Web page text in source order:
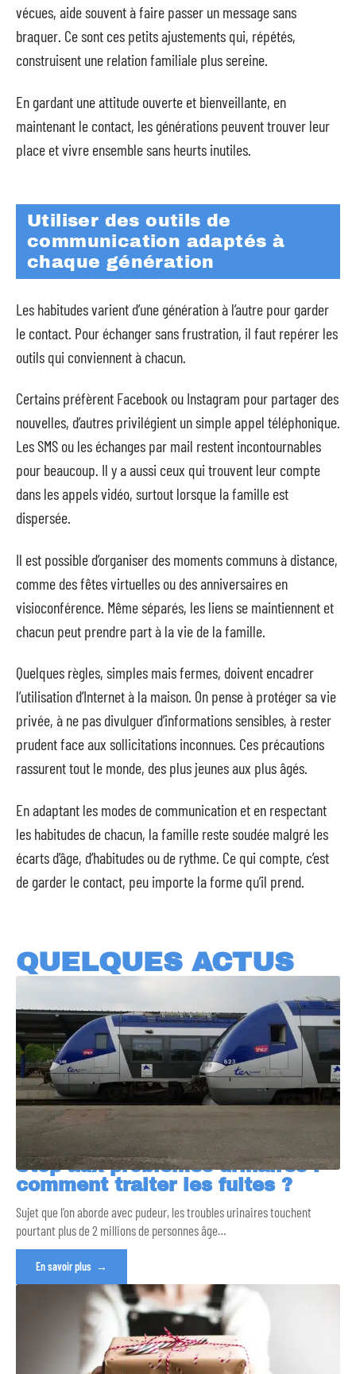
vécues, aide souvent à faire passer un message sans
braquer. Ce sont ces petits ajustements qui, répétés,
construisent une relation familiale plus sereine.
En gardant une attitude ouverte et bienveillante, en
maintenant le contact, les générations peuvent trouver leur
place et vivre ensemble sans heurts inutiles.
Utiliser des outils de
communication adaptés à
chaque génération
Les habitudes varient d’une génération à l’autre pour garder
le contact. Pour échanger sans frustration, il faut repérer les
outils qui conviennent à chacun.
Certains préfèrent Facebook ou Instagram pour partager des
nouvelles, d’autres privilégient un simple appel téléphonique.
Les SMS ou les échanges par mail restent incontournables
pour beaucoup. Il y a aussi ceux qui trouvent leur compte
dans les appels vidéo, surtout lorsque la famille est
dispersée.
Il est possible d’organiser des moments communs à distance,
comme des fêtes virtuelles ou des anniversaires en
visioconférence. Même séparés, les liens se maintiennent et
chacun peut prendre part à la vie de la famille.
Quelques règles, simples mais fermes, doivent encadrer
l’utilisation d’Internet à la maison. On pense à protéger sa vie
privée, à ne pas divulguer d’informations sensibles, à rester
prudent face aux sollicitations inconnues. Ces précautions
rassurent tout le monde, des plus jeunes aux plus âgés.
En adaptant les modes de communication et en respectant
les habitudes de chacun, la famille reste soudée malgré les
écarts d’âge, d’habitudes ou de rythme. Ce qui compte, c’est
de garder le contact, peu importe la forme qu’il prend.
QUELQUES ACTUS
Stop aux problèmes urinaires :
comment traiter les fuites ?
Sujet que l’on aborde avec pudeur, les troubles urinaires touchent
pourtant plus de 2 millions de personnes âge…
En savoir plus